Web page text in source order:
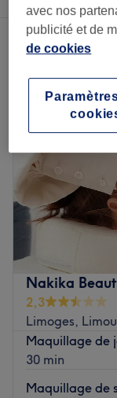
Un établissement
Nakika
2,3
Limoges,
Maquillage de
30 min
Maquillage de
avec nos
publicité et de
de cookies